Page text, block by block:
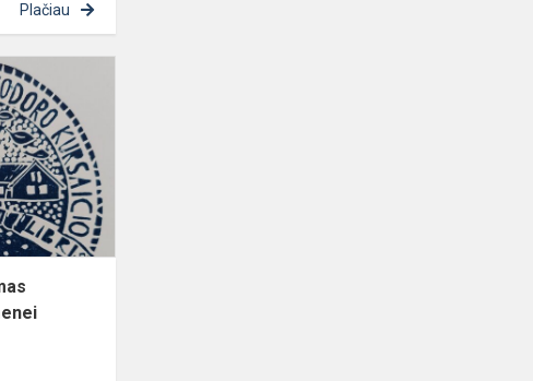
Plačiau